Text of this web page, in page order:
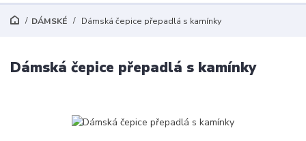
DÁMSKÉ Dámská čepice přepadlá s kamínky
Dámská čepice přepadlá s kamínky